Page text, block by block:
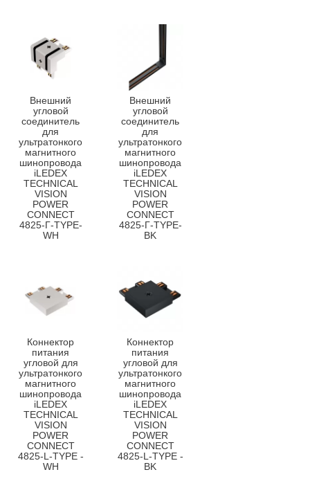
Внешний
угловой
соединитель
для
ультратонкого
магнитного
шинопровода
iLEDEX
TECHNICAL
VISION
POWER
CONNECT
4825-Г-TYPE-
WH
Внешний
угловой
соединитель
для
ультратонкого
магнитного
шинопровода
iLEDEX
TECHNICAL
VISION
POWER
CONNECT
4825-Г-TYPE-
BK
Коннектор
питания
угловой для
ультратонкого
магнитного
шинопровода
iLEDEX
TECHNICAL
VISION
POWER
CONNECT
4825-L-TYPE -
WH
Коннектор
питания
угловой для
ультратонкого
магнитного
шинопровода
iLEDEX
TECHNICAL
VISION
POWER
CONNECT
4825-L-TYPE -
BK